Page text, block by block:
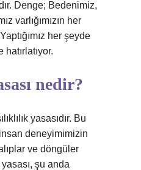
Denge; Bedenimiz,
varlığımızın her
her şeyde
hatırlatıyor.
nedir?
yasasıdır. Bu
deneyimimizin
ve döngüler
yasası, şu anda